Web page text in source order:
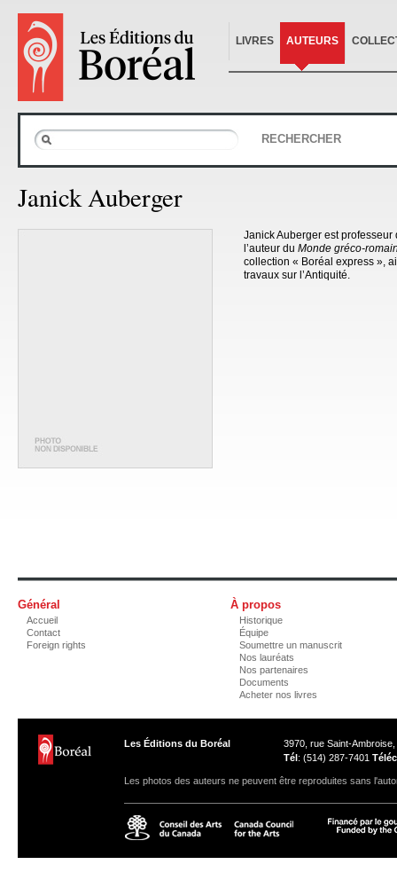
LIVRES AUTEURS
RECHERCHER
Janick Auberger
Janick Auberger est professeur
l’auteur du Monde gréco-
collection « Boréal express »,
travaux sur l’Antiquité.
Général
Accueil
Contact
Foreign rights
À propos
Historique
Équipe
Soumettre un manuscrit
Nos lauréats
Nos partenaires
Documents
Acheter nos livres
Les Éditions du Boréal
3970, rue Saint-
Tél: (514) 287-7401 Téléc
Les photos des auteurs ne peuvent être reproduites sans